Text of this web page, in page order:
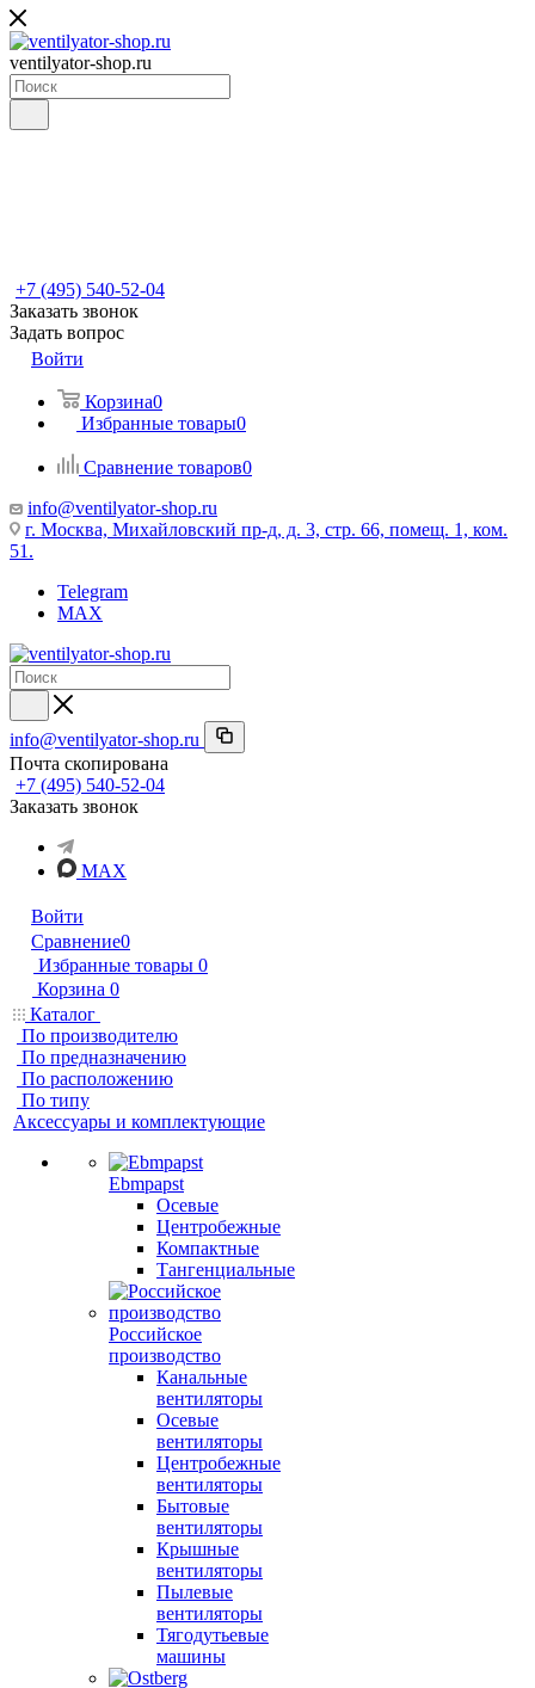
ventilyator-shop.ru
+7 (495) 540-52-04
Заказать звонок
Задать вопрос
Войти
Корзина0
Избранные товары0
Сравнение товаров0
info@ventilyator-shop.ru
г. Москва, Михайловский пр-д, д. 3, cтр. 66, помещ. 1, ком.
51.
Telegram
MAX
info@ventilyator-shop.ru
Почта скопирована
+7 (495) 540-52-04
Заказать звонок
MAX
Войти
Сравнение0
Избранные товары 0
Корзина 0
Каталог
По производителю
По предназначению
По расположению
По типу
Аксессуары и комплектующие
Ebmpapst
Осевые
Центробежные
Компактные
Тангенциальные
Российское
производство
Канальные
вентиляторы
Осевые
вентиляторы
Центробежные
вентиляторы
Бытовые
вентиляторы
Крышные
вентиляторы
Пылевые
вентиляторы
Тягодутьевые
машины